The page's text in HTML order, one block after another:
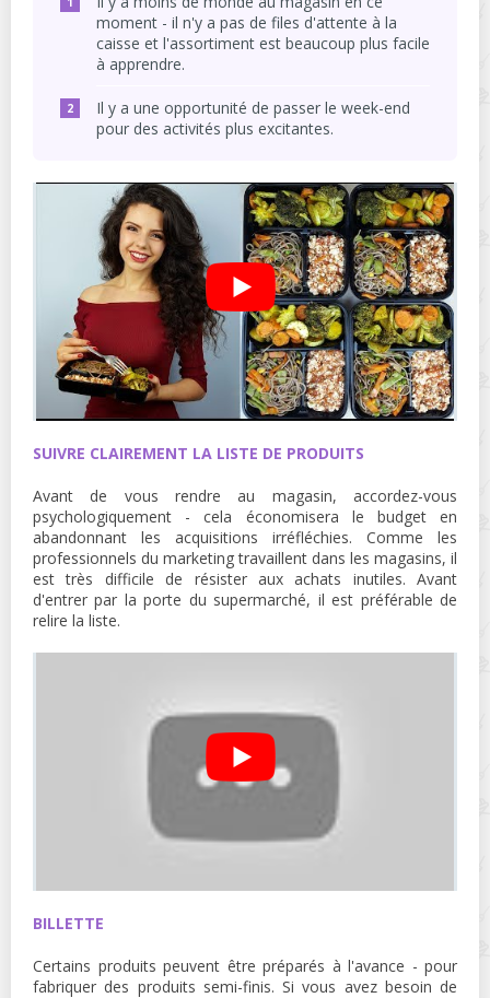
moment - il n'y a pas de files d'attente à la
caisse et l'assortiment est beaucoup plus facile
à apprendre.
Il y a une opportunité de passer le week-end
pour des activités plus excitantes.
SUIVRE CLAIREMENT LA LISTE DE PRODUITS
Avant de vous rendre au magasin, accordez-vous
psychologiquement - cela économisera le budget en
abandonnant les acquisitions irréfléchies. Comme les
professionnels du marketing travaillent dans les magasins, il
est très difficile de résister aux achats inutiles. Avant
d'entrer par la porte du supermarché, il est préférable de
relire la liste.
BILLETTE
Certains produits peuvent être préparés à l'avance - pour
fabriquer des produits semi-finis. Si vous avez besoin de